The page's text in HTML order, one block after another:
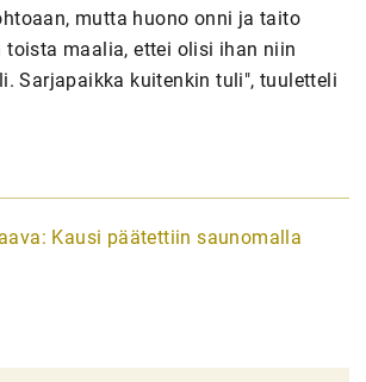
mutta huono onni ja taito
maalia, ettei olisi ihan niin
Sarjapaikka kuitenkin tuli", tuuletteli
Kausi päätettiin saunomalla